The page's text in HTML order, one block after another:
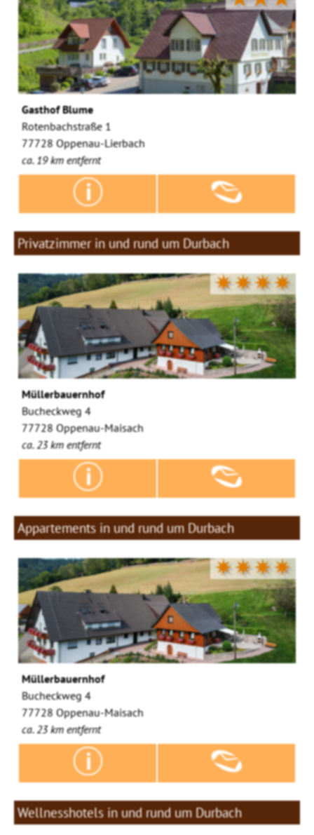
Gasthof Blume
Rotenbachstraße 1
77728 Oppenau-Lierbach
ca. 19 km entfernt
Privatzimmer in und rund um Durbach
✷✷✷✷
Müllerbauernhof
Bucheckweg 4
77728 Oppenau-Maisach
ca. 23 km entfernt
Appartements in und rund um Durbach
✷✷✷✷
Müllerbauernhof
Bucheckweg 4
77728 Oppenau-Maisach
ca. 23 km entfernt
Wellnesshotels in und rund um Durbach